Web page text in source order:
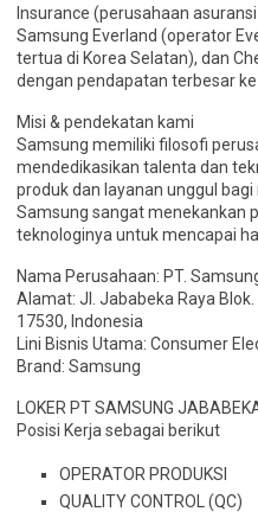
Insurance (perusahaan
Samsung Everland (operator
tertua di Korea Selatan), dan
dengan pendapatan terbesar
Misi & pendekatan kami
Samsung memiliki filosofi
mendedikasikan talenta dan
produk dan layanan unggul
Samsung sangat menekankan
teknologinya untuk mencapai
Nama Perusahaan: PT.
Alamat: Jl. Jababeka Raya
17530, Indonesia
Lini Bisnis Utama: Consumer
Brand: Samsung
LOKER PT SAMSUNG
Posisi Kerja sebagai berikut
OPERATOR PRODUKSI
QUALITY CONTROL (QC)